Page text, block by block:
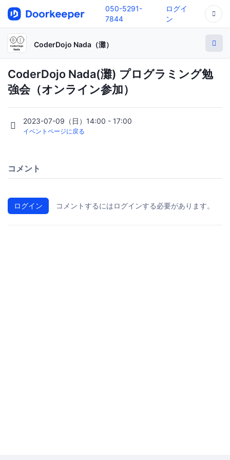
050-5291-
7844
ログイ
ン
CoderDojo Nada（灘）
CoderDojo Nada(灘) プログラミング勉
強会（オンライン参加）
2023-07-09（日）14:00 - 17:00
イベントページに戻る
コメント
ログイン コメントするにはログインする必要があります。